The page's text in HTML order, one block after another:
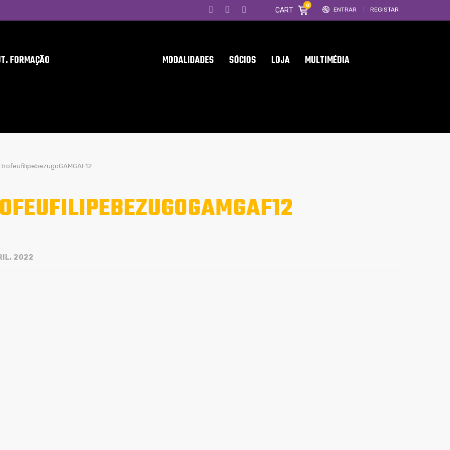
ENTRAR REGISTAR
CART
0
FORMAÇÃO MODALIDADES SÓCIOS LOJA MULTIMÉDIA
trofeufilipebezugoGAMGAF12
2022